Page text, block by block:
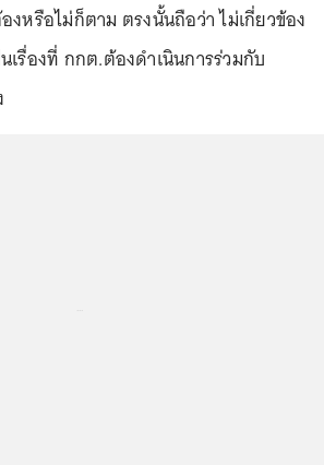
หรือไม่ก็ตาม ตรงนั้นถือว่า ไม่เกี่ยวข้อง
เรื่องที่ กกต.ต้องดำเนินการร่วมกับ